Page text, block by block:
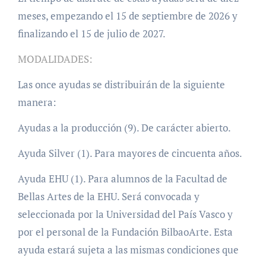
meses, empezando el 15 de septiembre de 2026 y
finalizando el 15 de julio de 2027.
MODALIDADES:
Las once ayudas se distribuirán de la siguiente
manera:
Ayudas a la producción (9). De carácter abierto.
Ayuda Silver (1). Para mayores de cincuenta años.
Ayuda EHU (1). Para alumnos de la Facultad de
Bellas Artes de la EHU. Será convocada y
seleccionada por la Universidad del País Vasco y
por el personal de la Fundación BilbaoArte. Esta
ayuda estará sujeta a las mismas condiciones que